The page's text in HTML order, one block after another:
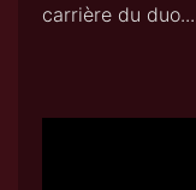
carrière du duo...